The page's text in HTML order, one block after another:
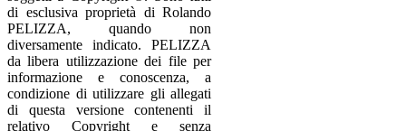
di esclusiva proprietà di Rolando
PELIZZA, quando non
diversamente indicato. PELIZZA
da libera utilizzazione dei file per
informazione e conoscenza, a
condizione di utilizzare gli allegati
di questa versione contenenti il
relativo Copyright e senza